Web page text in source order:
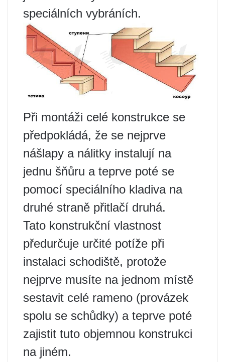
speciálních vybráních.
Při montáži celé konstrukce se
předpokládá, že se nejprve
nášlapy a nálitky instalují na
jednu šňůru a teprve poté se
pomocí speciálního kladiva na
druhé straně přitlačí druhá.
Tato konstrukční vlastnost
předurčuje určité potíže při
instalaci schodiště, protože
nejprve musíte na jednom místě
sestavit celé rameno (provázek
spolu se schůdky) a teprve poté
zajistit tuto objemnou konstrukci
na jiném.